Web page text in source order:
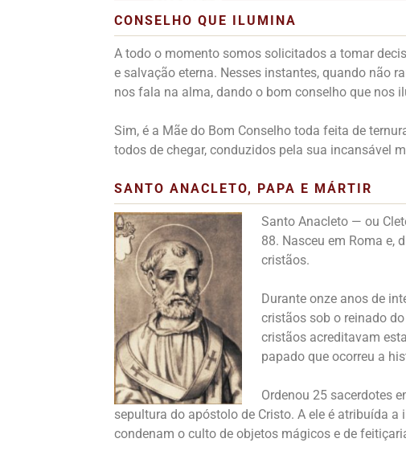
CONSELHO QUE ILUMINA
A todo o momento somos solicitados a tomar
e salvação eterna. Nesses instantes, quando não
nos fala na alma, dando o bom conselho que nos
Sim, é a Mãe do Bom Conselho toda feita de
todos de chegar, conduzidos pela sua incansável
SANTO ANACLETO, PAPA E MÁRTIR
Santo Anacleto — ou
88. Nasceu em Roma e,
cristãos.
Durante onze anos de
cristãos sob o reinado
cristãos acreditavam
papado que ocorreu a
Ordenou 25 sacerdotes
sepultura do apóstolo de Cristo. A ele é atribuída a
condenam o culto de objetos mágicos e de